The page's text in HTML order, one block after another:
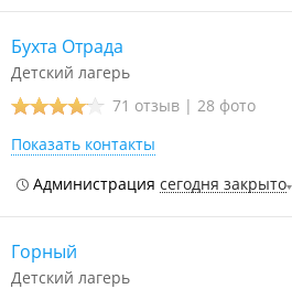
Бухта Отрада
Детский лагерь
71 отзыв | 28 фото
Показать контакты
Администрация сегодня закрыто
Горный
Детский лагерь